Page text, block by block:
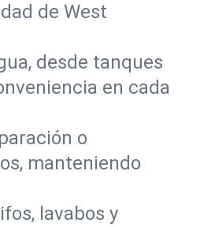
de West
desde tanques
en cada
o
manteniendo
lavabos y